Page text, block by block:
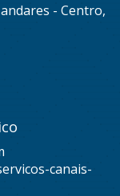
andares - Centro,
canais-